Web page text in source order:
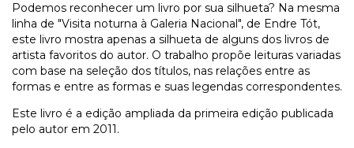
Podemos reconhecer um livro por sua silhueta? Na mesma
linha de "Visita noturna à Galeria Nacional", de Endre Tót,
este livro mostra apenas a silhueta de alguns dos livros de
artista favoritos do autor. O trabalho propõe leituras variadas
com base na seleção dos títulos, nas relações entre as
formas e entre as formas e suas legendas correspondentes.
Este livro é a edição ampliada da primeira edição publicada
pelo autor em 2011.